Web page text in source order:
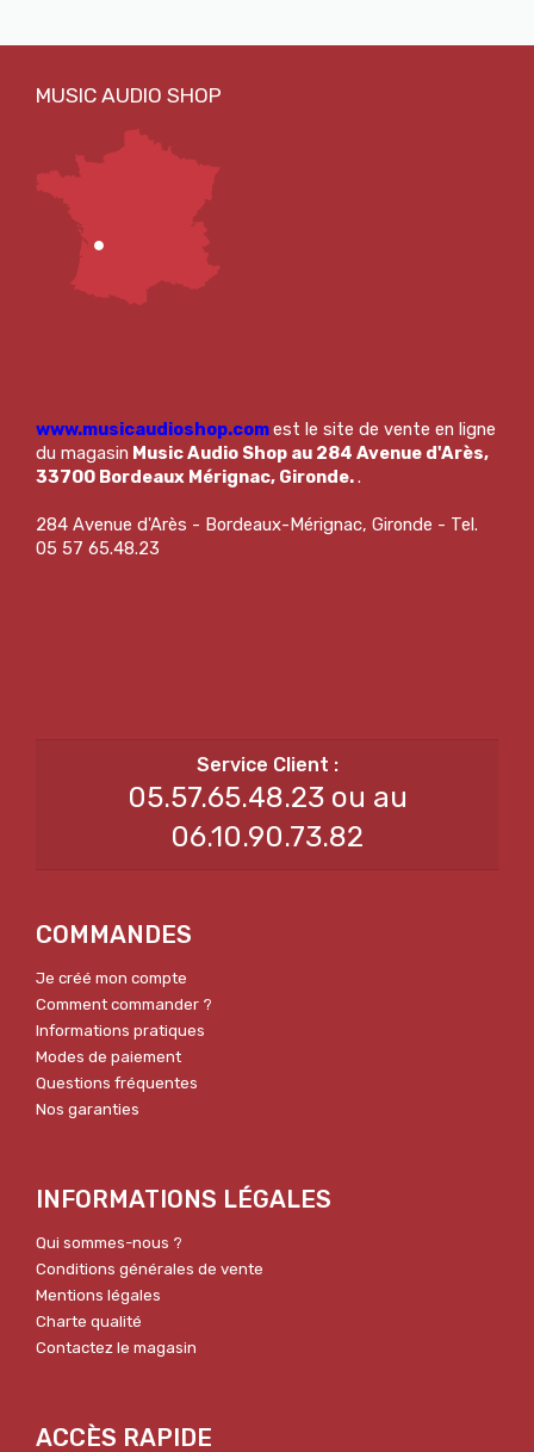
www.musicaudioshop.comest le site de vente en ligne
du magasin Music Audio Shop au 284 Avenue d'Arès,
33700 Bordeaux Mérignac, Gironde..
284 Avenue d'Arès - Bordeaux-Mérignac, Gironde - Tel.
05 57 65.48.23
05.57.65.48.23 ou au
06.10.90.73.82
COMMANDES
Je créé mon compte
Comment commander ?
Informations pratiques
Modes de paiement
Questions fréquentes
Nos garanties
INFORMATIONS LÉGALES
Qui sommes-nous ?
Conditions générales de vente
Mentions légales
Charte qualité
Contactez le magasin
ACCÈS RAPIDE